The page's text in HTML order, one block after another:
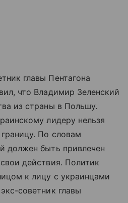
главы Пентагона
что Владимир Зеленский
из страны в Польшу.
лидеру нельзя
По словам
должен быть привлечен
действия. Политик
к лицу с украинцами
советник главы